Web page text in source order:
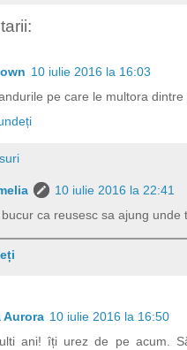
10 iulie 2016 la 16:03
pe care le multora dintre
10 iulie 2016 la 22:41
ca reusesc sa ajung unde
Aurora 10 iulie 2016 la 16:50
ani! îți urez de pe acum.